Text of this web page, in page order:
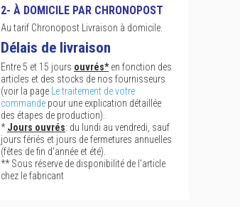
2- À DOMICILE PAR CHRONOPOST
Au tarif Chronopost Livraison à domicile.
Délais de livraison
Entre 5 et 15 jours ouvrés*en fonction des
articles et des stocks de nos fournisseurs
(voir la page
Le traitement de votre
commande pour une explication détaillée
des étapes de production).
*Jours ouvrés: du lundi au vendredi, sauf
jours fériés et jours de fermetures annuelles
(fêtes de fin d'année et été).
** Sous réserve de disponibilité de l'article
chez le fabricant